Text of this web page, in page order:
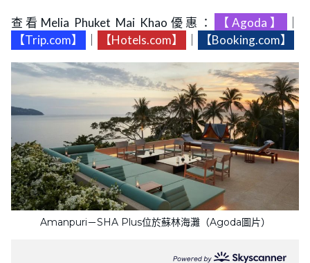
查看Melia Phuket Mai Khao優惠： 【Agoda】
【Trip.com】
【Hotels.com】 【Booking.com】
Amanpuri－SHA Plus位於蘇林海灘（Agoda圖片）